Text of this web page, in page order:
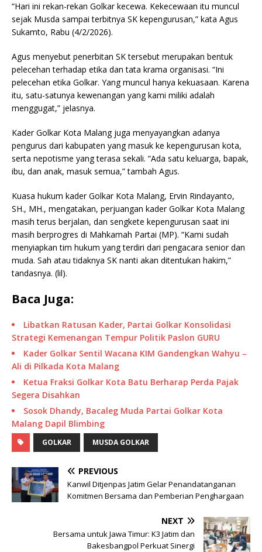
“Hari ini rekan-rekan Golkar kecewa. Kekecewaan itu muncul
sejak Musda sampai terbitnya SK kepengurusan,” kata Agus
Sukamto, Rabu (4/2/2026).
Agus menyebut penerbitan SK tersebut merupakan bentuk
pelecehan terhadap etika dan tata krama organisasi. “Ini
pelecehan etika Golkar. Yang muncul hanya kekuasaan. Karena
itu, satu-satunya kewenangan yang kami miliki adalah
menggugat,” jelasnya.
Kader Golkar Kota Malang juga menyayangkan adanya
pengurus dari kabupaten yang masuk ke kepengurusan kota,
serta nepotisme yang terasa sekali. “Ada satu keluarga, bapak,
ibu, dan anak, masuk semua,” tambah Agus.
Kuasa hukum kader Golkar Kota Malang, Ervin Rindayanto,
SH., MH., mengatakan, perjuangan kader Golkar Kota Malang
masih terus berjalan, dan sengkete kepengurusan saat ini
masih berprogres di Mahkamah Partai (MP). “Kami sudah
menyiapkan tim hukum yang terdiri dari pengacara senior dan
muda. Sah atau tidaknya SK nanti akan ditentukan hakim,”
tandasnya. (lil).
Baca Juga:
Libatkan Ratusan Kader, Partai Golkar Konsolidasi
Strategi Kemenangan Tempur Politik Paslon GURU
Kader Golkar Sentil Wacana KIM Gandengkan Wahyu –
Ali di Pilkada Kota Malang
Ketua Fraksi Golkar Kota Batu Berharap Perda Pajak
Segera Disahkan
Sosok Dhandy, Bacaleg Muda Partai Golkar Kota
Malang Dapil Blimbing
GOLKAR MUSDA GOLKAR
PREVIOUS
Kanwil Ditjenpas Jatim Gelar Penandatanganan
Komitmen Bersama dan Pemberian Penghargaan
NEXT
Bersama untuk Jawa Timur: K3 Jatim dan
Bakesbangpol Perkuat Sinergi